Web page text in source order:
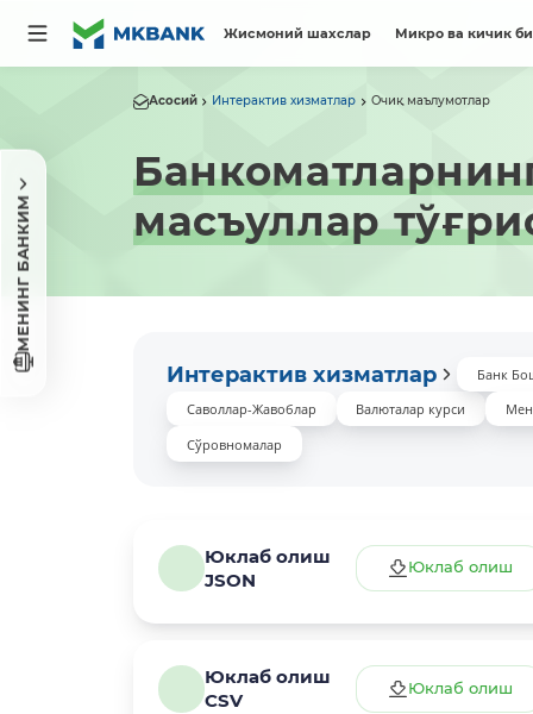
Жисмоний шахслар Микро ва кичик
МЕНИНГ БАНКИМ
Асосий Интерактив хизматлар Очиқ маълумотлар
масъуллар
Интерактив хизматлар Банк
Саволлар-Жавоблар
Валюталар курси
Сўровномалар
Юклаб олиш
JSON
Юклаб олиш
Юклаб олиш
CSV
Юклаб олиш